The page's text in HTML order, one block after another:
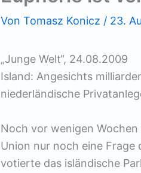
Von Tomasz Konicz / 23.
„Junge Welt“, 24.08.2009
Island: Angesichts
niederländische
Noch vor wenigen
Union nur noch eine Frage
votierte das isländische